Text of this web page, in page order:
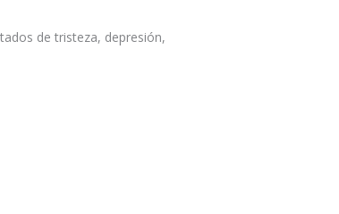
de tristeza, depresión,